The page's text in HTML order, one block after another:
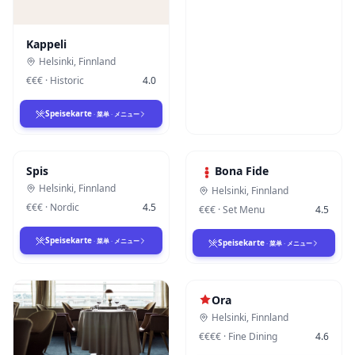
Kappeli
Helsinki, Finnland
€€€ · Historic 4.0
Speisekarte · 菜单 · メニュー
Spis
Helsinki, Finnland
€€€ · Nordic 4.5
Speisekarte · 菜单 · メニュー
Bona Fide
Helsinki, Finnland
€€€ ·Set Menu 4.5
Speisekarte · 菜单 · メニュー
Ora
Helsinki, Finnland
€€€€ · Fine Dining 4.6